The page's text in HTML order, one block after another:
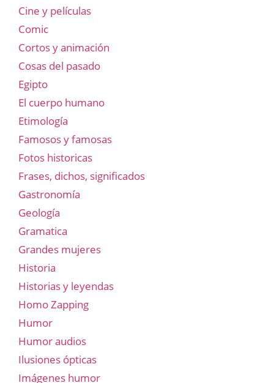
Cine y películas
Comic
Cortos y animación
Cosas del pasado
Egipto
El cuerpo humano
Etimología
Famosos y famosas
Fotos historicas
Frases, dichos, significados
Gastronomía
Geología
Gramatica
Grandes mujeres
Historia
Historias y leyendas
Homo Zapping
Humor
Humor audios
Ilusiones ópticas
Imágenes humor